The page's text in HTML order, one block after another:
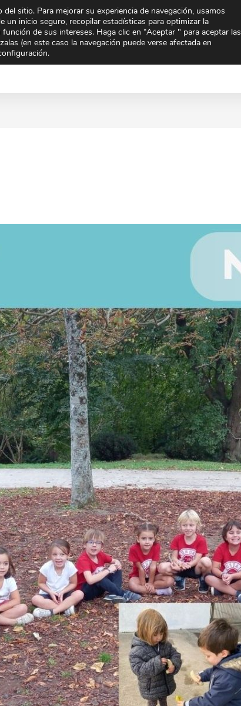
Extraescolares Noticias Orientación
sitio. Para mejorar su experiencia de navegación, usamos
un inicio seguro, recopilar estadísticas para optimizar la
de sus intereses. Haga clic en “Aceptar " para aceptar las
(en este caso la navegación puede verse afectada en